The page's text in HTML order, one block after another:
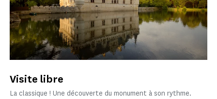
Visite libre
La classique ! Une découverte du monument à son rythme.